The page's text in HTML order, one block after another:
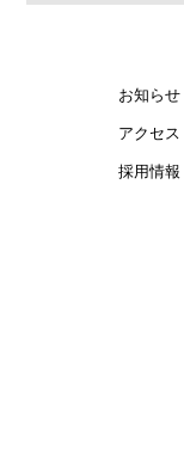
お知らせ
アクセス
採用情報